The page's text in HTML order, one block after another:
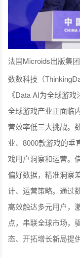
法国Microids出版集
数数科技（
《Data AI为全球游
全球游戏产业正面临
营效率低三大挑战。
业、8000款游戏的垂
戏用户洞察和运营。
偏好数据，精准洞察
计、运营策略。通过
高效触达多元用户，
点，串联全球市场，
态、开拓增长新局提